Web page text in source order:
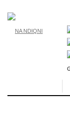
NA NDIQNI